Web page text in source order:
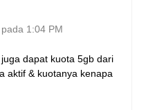
1:04 PM
dapat kuota 5gb dari
aktif & kuotanya kenapa